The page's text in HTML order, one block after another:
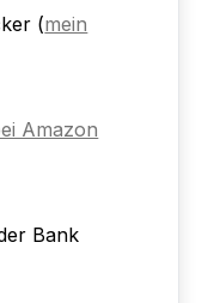
(mein
Amazon
Bank